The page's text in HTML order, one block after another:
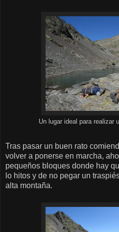
Un lugar ideal para realizar
Tras pasar un buen rato
volver a ponerse en marcha,
pequeños bloques donde hay
lo hitos y de no pegar un
alta montaña.